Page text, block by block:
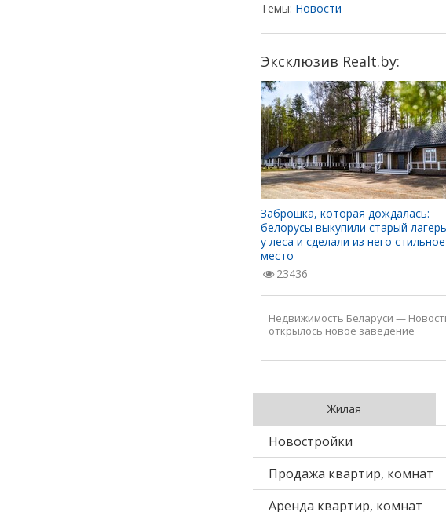
Темы: Новости
Эксклюзив Realt.by:
Заброшка, которая дождалась:
белорусы выкупили старый лагерь
у леса и сделали из него стильное
место
23436
Недвижимость Беларуси —
открылось новое заведение
Жилая
Новостройки
Продажа квартир, комнат
Аренда квартир, комнат